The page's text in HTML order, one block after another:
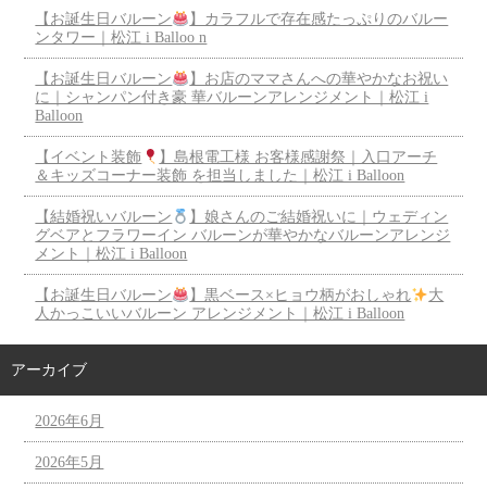
【お誕生日バルーン
】カラフルで存在感たっぷりのバルー
ンタワー｜松江 i Balloo n
【お誕生日バルーン
】お店のママさんへの華やかなお祝い
に｜シャンパン付き豪 華バルーンアレンジメント｜松江 i
Balloon
【イベント装飾
】島根電工様 お客様感謝祭｜入口アーチ
＆キッズコーナー装飾 を担当しました｜松江 i Balloon
【結婚祝いバルーン
】娘さんのご結婚祝いに｜ウェディン
グベアとフラワーイン バルーンが華やかなバルーンアレンジ
メント｜松江 i Balloon
【お誕生日バルーン 】黒ベース×ヒョウ柄がおしゃれ
大
人かっこいいバルーン アレンジメント｜松江 i Balloon
アーカイブ
2026年6月
2026年5月